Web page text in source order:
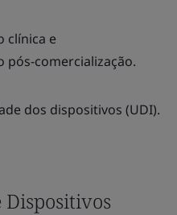
clínica e
pós-comercialização.
dos dispositivos (UDI).
Dispositivos